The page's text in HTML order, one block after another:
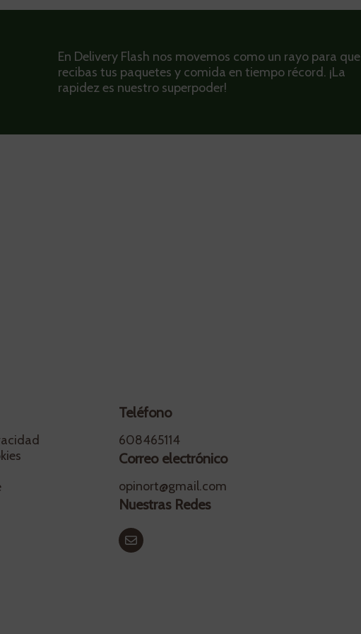
En Delivery Flash nos movemos como un rayo para que
recibas tus paquetes y comida en tiempo récord. ¡La
rapidez es nuestro superpoder!
Teléfono
608465114
Correo electrónico
opinort@gmail.com
Nuestras Redes